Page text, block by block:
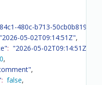
480c-b713-50cb0b819313"
"2026-05-02T09:14:51Z",
: "2026-05-02T09:14:51Z"
,
,
: false,